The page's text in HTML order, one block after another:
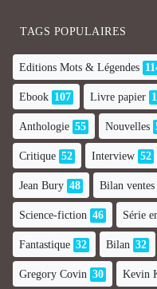
TAGS POPULAIRES
Editions Mots & Légendes
Ebook 107 Livre papier
Anthologie 55 Nouvelles
Critique 52 Interview 52
Jean Bury 48 Bilan ventes
Science-fiction 46 Série
Fantastique 32 Bilan 32
Gregory Covin 30 Kevin